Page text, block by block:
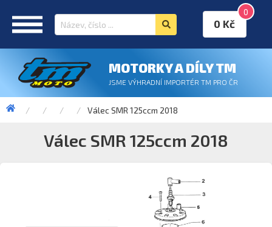
0
0 Kč
MOTORKY A DÍLY TM
JSME VÝHRADNÍ IMPORTÉR TM PRO ČR
Válec SMR 125ccm 2018
Válec SMR 125ccm 2018